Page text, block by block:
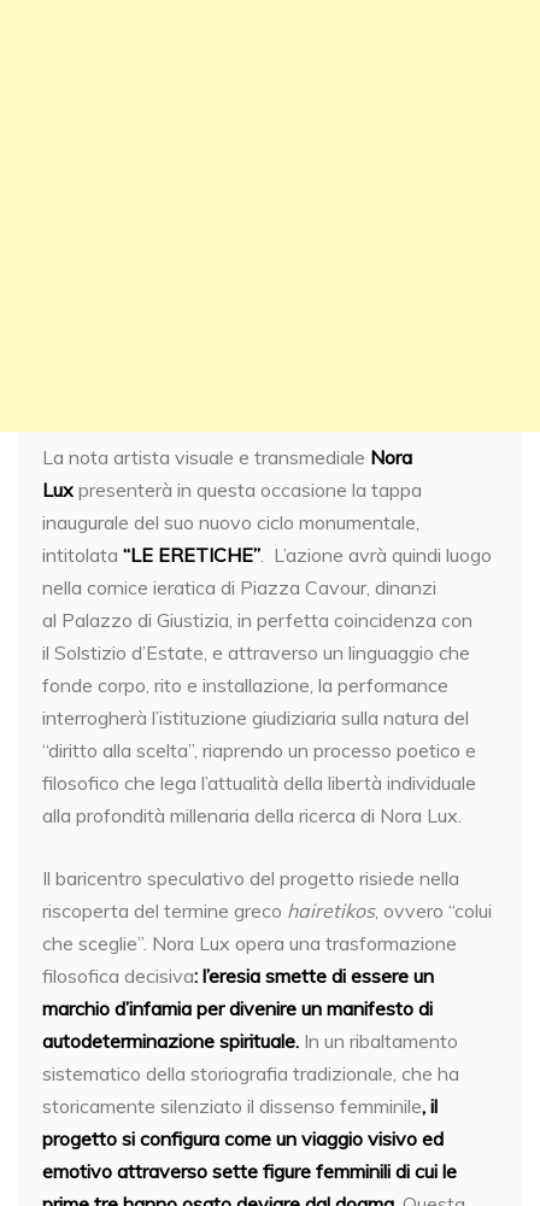
La nota artista visuale e transmediale Nora
Lux presenterà in questa occasione la tappa
inaugurale del suo nuovo ciclo monumentale,
intitolata “LE ERETICHE” . L’azione avrà quindi luogo
nella cornice ieratica di Piazza Cavour, dinanzi
al Palazzo di Giustizia, in perfetta coincidenza con
il Solstizio d’Estate, e attraverso un linguaggio che
fonde corpo, rito e installazione, la performance
interrogherà l’istituzione giudiziaria sulla natura del
“diritto alla scelta”, riaprendo un processo poetico e
filosofico che lega l’attualità della libertà individuale
alla profondità millenaria della ricerca di Nora Lux.
Il baricentro speculativo del progetto risiede nella
riscoperta del termine greco hairetikos, ovvero “colui
che sceglie”. Nora Lux opera una trasformazione
filosofica decisiva: l’eresia smette di essere un
marchio d’infamia per divenire un manifesto di
autodeterminazione spirituale. In un ribaltamento
sistematico della storiografia tradizionale, che ha
storicamente silenziato il dissenso femminile, il
progetto si configura come un viaggio visivo ed
emotivo attraverso sette figure femminili di cui le